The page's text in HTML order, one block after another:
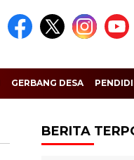
GERBANG DESA
BERITA